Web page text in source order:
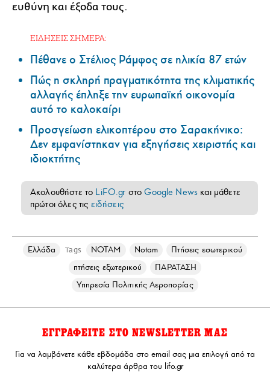
ευθύνη και έξοδα τους.
ΕΙΔΗΣΕΙΣ ΣΗΜΕΡΑ:
Πέθανε ο Στέλιος Ράμφος σε ηλικία 87 ετών
Πώς η σκληρή πραγματικότητα της κλιματικής
αλλαγής έπληξε την ευρωπαϊκή οικονομία
αυτό το καλοκαίρι
Προσγείωση ελικοπτέρου στο Σαρακήνικο:
Δεν εμφανίστηκαν για εξηγήσεις χειριστής και
ιδιοκτήτης
Ακολουθήστε το LiFO.gr στοGoogle News και μάθετε
πρώτοι όλες τις ειδήσεις
Ελλάδα Tags ΝΟΤΑΜ Notam
Πτήσεις εσωτερικού
πτήσεις εξωτερικού
ΠΑΡΑΤΑΣΗ
Υπηρεσία Πολιτικής Αεροπορίας
ΕΓΓΡΑΦΕΙΤΕ ΣΤΟ NEWSLETTER ΜΑΣ
Για να λαμβάνετε κάθε εβδομάδα στο email σας μια επιλογή από τα
καλύτερα άρθρα του lifo.gr